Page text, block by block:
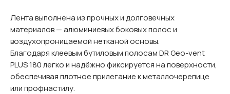
Лента выполнена из прочных и долговечных
материалов — алюминиевых боковых полос и
воздухопроницаемой нетканой основы.
Благодаря клеевым бутиловым полосам DR Geo-vent
PLUS 180 легко и надёжно фиксируется на поверхности,
обеспечивая плотное прилегание к металлочерепице
или профнастилу.